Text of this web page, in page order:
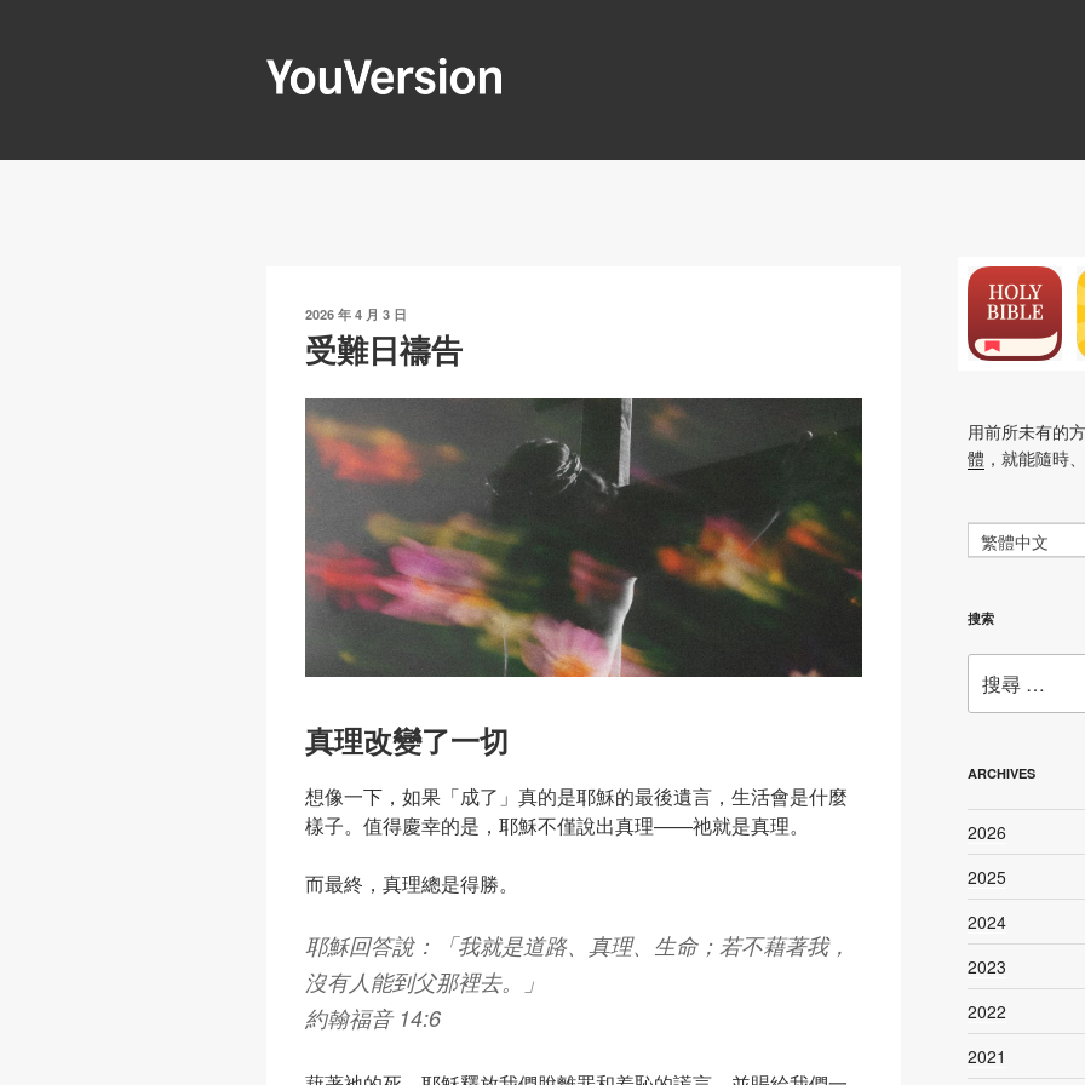
發
表
於
2026 年 4 月 3 日
受難日禱告
真理改變了一切
想像一下，如果「成了」真的是耶穌的最後遺言，生活會是什麼
樣子。值得慶幸的是，耶穌不僅說出真理——祂就是真理。
而最終，真理總是得勝。
耶穌回答說：「我就是道路、真理、生命；若不藉著我，
沒有人能到父那裡去。」
約翰福音 14:6
用前所未有的
體 ，就能隨時
繁體中文
搜索
尋：
ARCHIVES
2026
2025
2024
2023
2022
2021